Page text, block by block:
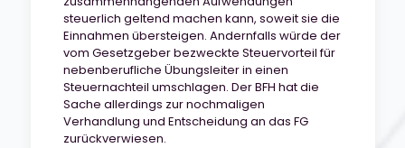
steuerlich geltend machen kann, soweit sie die
Einnahmen übersteigen. Andernfalls würde der
vom Gesetzgeber bezweckte Steuervorteil für
nebenberufliche Übungsleiter in einen
Steuernachteil umschlagen. Der BFH hat die
Sache allerdings zur nochmaligen
Verhandlung und Entscheidung an das FG
zurückverwiesen.